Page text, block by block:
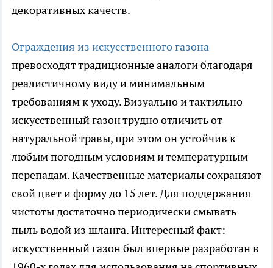
декоративных качеств.
Ограждения из искусственного газона
превосходят традиционные аналоги благодаря
реалистичному виду и минимальным
требованиям к уходу. Визуально и тактильно
искусственный газон трудно отличить от
натуральной травы, при этом он устойчив к
любым погодным условиям и температурным
перепадам. Качественные материалы сохраняют
свой цвет и форму до 15 лет. Для поддержания
чистоты достаточно периодически смывать
пыль водой из шланга. Интересный факт:
искусственный газон был впервые разработан в